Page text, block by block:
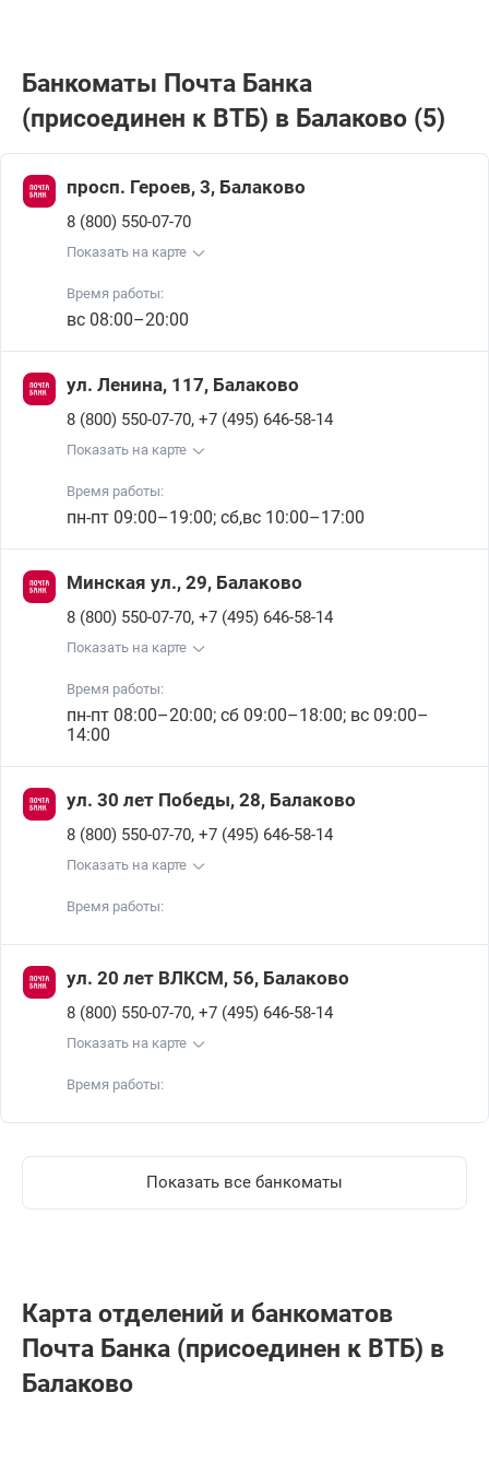
Банкоматы Почта Банкa
(присоединен к ВТБ) в Балаково (5)
просп. Героев, 3, Балаково
8 (800) 550-07-70
Показать на карте
Время работы:
вс 08:00–20:00
ул. Ленина, 117, Балаково
8 (800) 550-07-70, +7 (495) 646-58-14
Показать на карте
Время работы:
пн-пт 09:00–19:00; сб,вс 10:00–17:00
Минская ул., 29, Балаково
8 (800) 550-07-70, +7 (495) 646-58-14
Показать на карте
Время работы:
пн-пт 08:00–20:00; сб 09:00–18:00; вс 09:00–
14:00
ул. 30 лет Победы, 28, Балаково
8 (800) 550-07-70, +7 (495) 646-58-14
Показать на карте
Время работы:
ул. 20 лет ВЛКСМ, 56, Балаково
8 (800) 550-07-70, +7 (495) 646-58-14
Показать на карте
Время работы:
Показать все банкоматы
Карта отделений и банкоматов
Почта Банкa (присоединен к ВТБ) в
Балаково